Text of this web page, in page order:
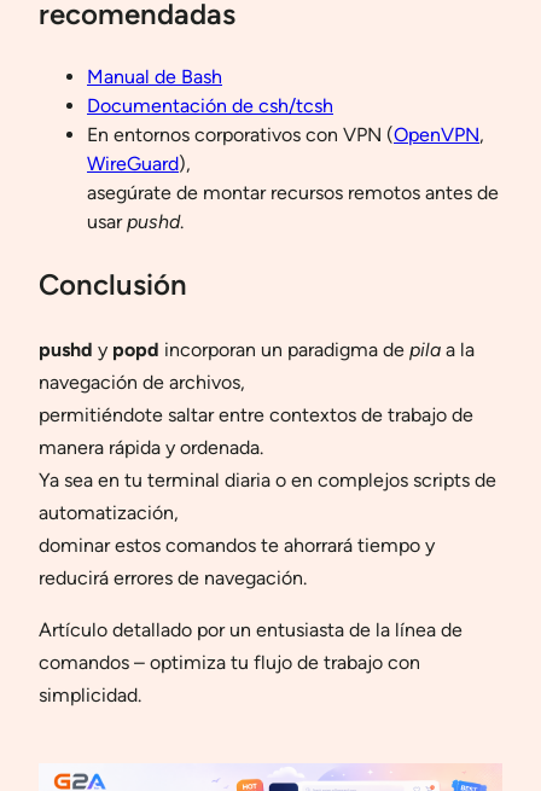
recomendadas
Manual de Bash
Documentación de csh/tcsh
En entornos corporativos con VPN (OpenVPN,
WireGuard),
asegúrate de montar recursos remotos antes de
usarpushd.
Conclusión
pushd y popd incorporan un paradigma de pila a la
navegación de archivos,
permitiéndote saltar entre contextos de trabajo de
manera rápida y ordenada.
Ya sea en tu terminal diaria o en complejos scripts de
automatización,
dominar estos comandos te ahorrará tiempo y
reducirá errores de navegación.
Artículo detallado por un entusiasta de la línea de
comandos – optimiza tu flujo de trabajo con
simplicidad.